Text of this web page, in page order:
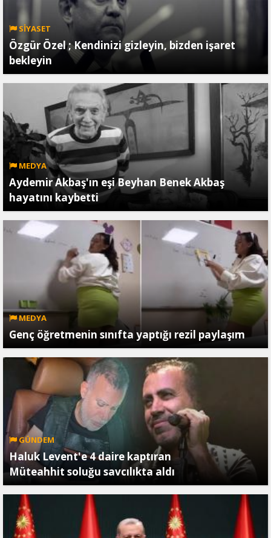
SİYASET
Özgür Özel ; Kendinizi gizleyin, bizden işaret
bekleyin
MEDYA
Aydemir Akbaş'ın eşi Beyhan Benek Akbaş
hayatını kaybetti
MEDYA
Genç öğretmenin sınıfta yaptığı rezil paylaşım
GÜNDEM
Haluk Levent'e 4 daire kaptıran
Müteahhit soluğu savcılıkta aldı